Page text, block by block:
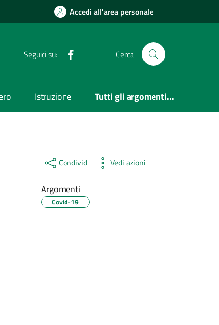
Accedi all'area personale
Seguici su: Cerca
Istruzione Tutti gli argomenti...
Condividi Vedi azioni
Argomenti
Covid-19